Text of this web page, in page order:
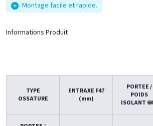
Montage facile et rapide.
Informations Produit
TYPE
OSSATURE
ENTRAXE F47
(mm)
PORTEE /
POIDS
ISOLANT